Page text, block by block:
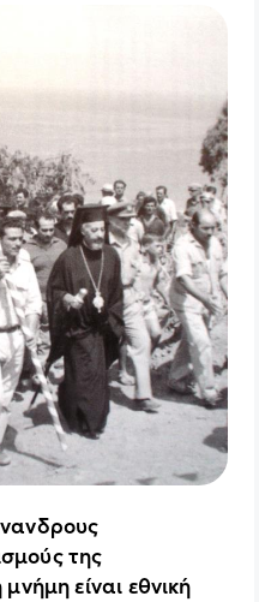
της
είναι εθνική